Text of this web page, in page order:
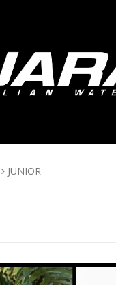
JUNIOR